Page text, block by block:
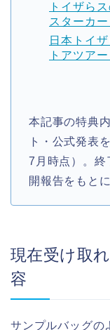
トイザら
スターカー
日本トイ
トアツア
本記事の特典
ト・公式発表
7月時点）。終
開報告をもと
現在受け取
容
サンプルバッグの